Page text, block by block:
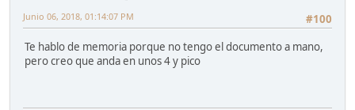
#100
Junio 06, 2018, 01:14:07 PM
Te hablo de memoria porque no tengo el documento a mano,
pero creo que anda en unos 4 y pico